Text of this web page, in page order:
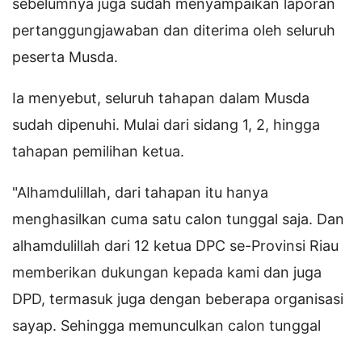
sebelumnya juga sudah menyampaikan laporan
pertanggungjawaban dan diterima oleh seluruh
peserta Musda.
Ia menyebut, seluruh tahapan dalam Musda
sudah dipenuhi. Mulai dari sidang 1, 2, hingga
tahapan pemilihan ketua.
"Alhamdulillah, dari tahapan itu hanya
menghasilkan cuma satu calon tunggal saja. Dan
alhamdulillah dari 12 ketua DPC se-Provinsi Riau
memberikan dukungan kepada kami dan juga
DPD, termasuk juga dengan beberapa organisasi
sayap. Sehingga memunculkan calon tunggal